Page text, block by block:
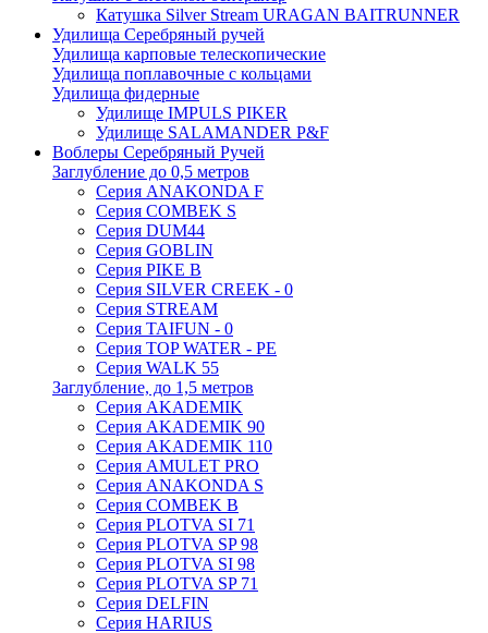
Катушка Silver Stream URAGAN BAITRUNNER
Удилища Серебряный ручей
Удилища карповые телескопические
Удилища поплавочные с кольцами
Удилища фидерные
Удилище IMPULS PIKER
Удилище SALAMANDER P&F
Воблеры Серебряный Ручей
Заглубление до 0,5 метров
Серия ANAKONDA F
Серия COMBEK S
Серия DUM44
Серия GOBLIN
Серия PIKE B
Серия SILVER CREEK - 0
Серия STREAM
Серия TAIFUN - 0
Серия TOP WATER - PE
Серия WALK 55
Заглубление, до 1,5 метров
Серия AKADEMIK
Серия AKADEMIK 90
Серия AKADEMIK 110
Серия AMULET PRO
Серия ANAKONDA S
Серия COMBEK B
Серия PLOTVA SI 71
Серия PLOTVA SP 98
Серия PLOTVA SI 98
Серия PLOTVA SP 71
Серия DELFIN
Серия HARIUS